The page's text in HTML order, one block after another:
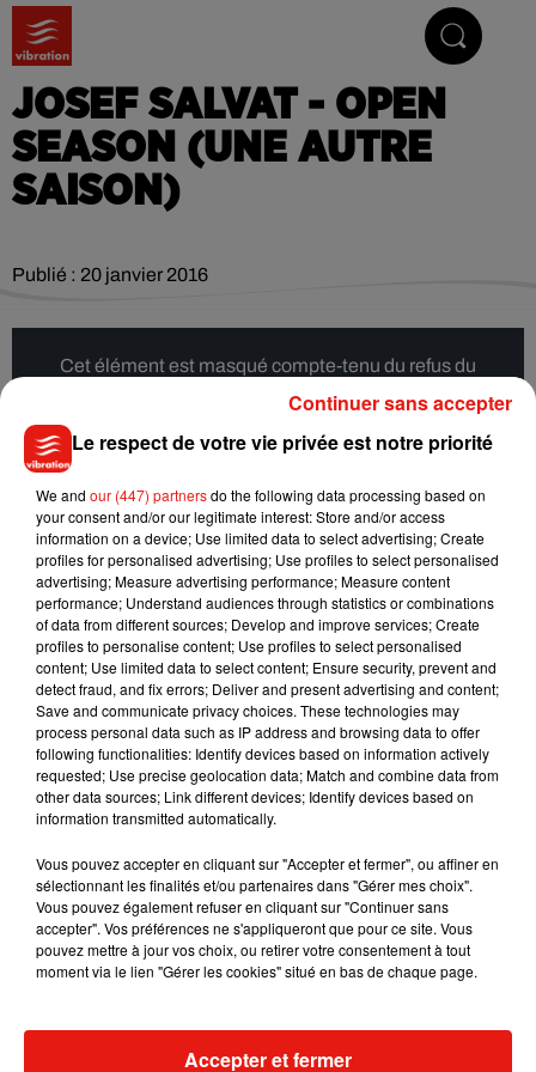
JOSEF SALVAT - OPEN
SEASON (UNE AUTRE
SAISON)
Publié : 20 janvier 2016
Cet élément est masqué compte-tenu du refus du
dépôt de cookies que vous avez exprimé. Si vous
souhaitez l'afficher, merci de nous donner votre accord
en cliquant sur le bouton ci-dessous.
Afficher l'élément
Musique
Julien Lieb s’essaye à la vie de
Madonna
Le respect de votre vie privée est notre priorité
We and our (447) partnersdo the following data processing based on
your consent and/or our legitimate interest: Store and/or access
information on a device; Use limited data to select advertising; Create
profiles for personalised advertising; Use profiles to select personalised
advertising; Measure advertising performance; Measure content
performance; Understand audiences through statistics or combinations
of data from different sources; Develop and improve services; Create
profiles to personalise content; Use profiles to select personalised
content; Use limited data to select content; Ensure security, prevent and
detect fraud, and fix errors; Deliver and present advertising and content;
Save and communicate privacy choices. These technologies may
process personal data such as IP address and browsing data to offer
following functionalities: Identify devices based on information actively
requested; Use precise geolocation data; Match and combine data from
other data sources; Link different devices; Identify devices based on
information transmitted automatically.
Vous pouvez accepter en cliquant sur "Accepter et fermer", ou affiner en
sélectionnant les finalités et/ou partenaires dans "Gérer mes choix".
Vous pouvez également refuser en cliquant sur "Continuer sans
accepter". Vos préférences ne s'appliqueront que pour ce site. Vous
pouvez mettre à jour vos choix, ou retirer votre consentement à tout
moment via le lien "Gérer les cookies" situé en bas de chaque page.
Accepter et fermer
Continuer sans accepter